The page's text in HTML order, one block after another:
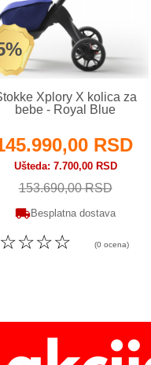
Xplory X kolica za
bebe - Royal Blue
RSD
Ušteda 7.700,00 RSD
153.690,00 RSD
Besplatna dostava
☆
☆
☆
☆ (0 ocena)